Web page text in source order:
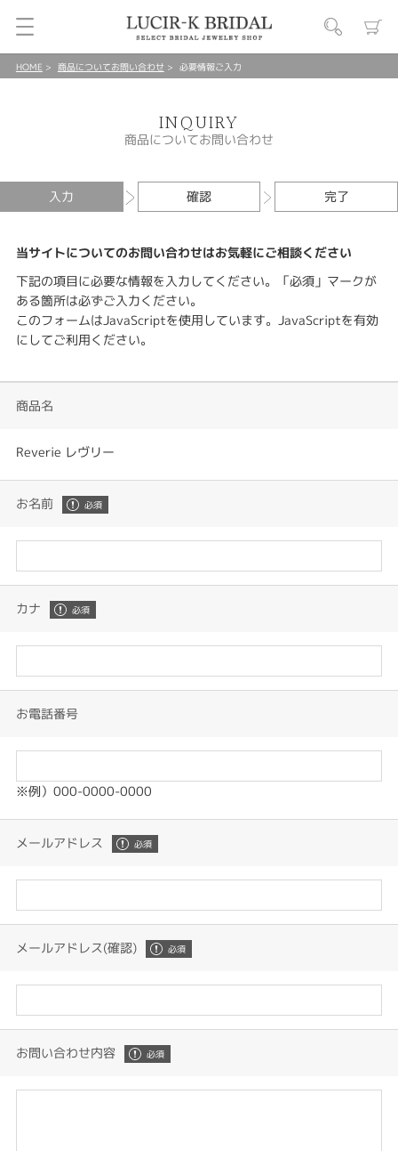
HOME 商品についてお問い合わせ 必要情報ご入力
INQUIRY
商品についてお問い合わせ
入力 確認 完了
当サイトについてのお問い合わせはお気軽にご相談ください
下記の項目に必要な情報を入力してください。「必須」マークが
ある箇所は必ずご入力ください。
このフォームはJavaScriptを使用しています。JavaScriptを有効
にしてご利用ください。
商品名
Reverie レヴリー
お名前
カナ
お電話番号
※例）000-0000-0000
メールアドレス
メールアドレス(確認)
お問い合わせ内容